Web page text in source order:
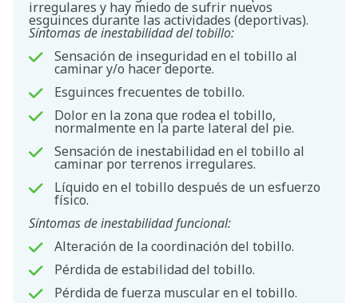
irregulares y hay miedo de sufrir nuevos
esguinces durante las actividades (deportivas).
Síntomas de inestabilidad del tobillo:
Sensación de inseguridad en el tobillo al
caminar y/o hacer deporte.
Esguinces frecuentes de tobillo.
Dolor en la zona que rodea el tobillo,
normalmente en la parte lateral del pie.
Sensación de inestabilidad en el tobillo al
caminar por terrenos irregulares.
Líquido en el tobillo después de un esfuerzo
físico.
Síntomas de inestabilidad funcional:
Alteración de la coordinación del tobillo.
Pérdida de estabilidad del tobillo.
Pérdida de fuerza muscular en el tobillo.